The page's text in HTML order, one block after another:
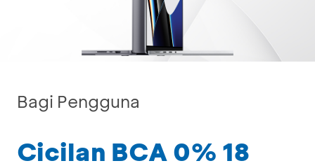
Bagi Pengguna
Cicilan BCA 0% 18